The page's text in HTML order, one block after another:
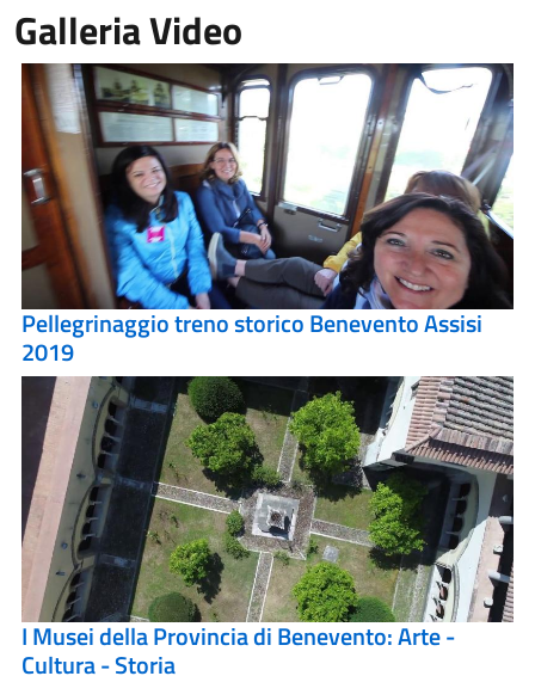
Galleria Video
Pellegrinaggio treno storico Benevento Assisi
2019
I Musei della Provincia di Benevento: Arte -
Cultura - Storia